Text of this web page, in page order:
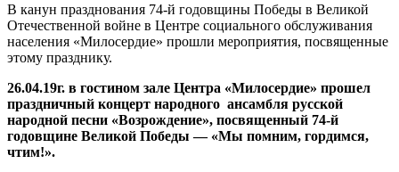
В канун празднования 74-й годовщины Победы в Великой
Отечественной войне в Центре социального обслуживания
населения «Милосердие» прошли мероприятия, посвященные
этому празднику.
26.04.19г. в гостином зале Центра «Милосердие» прошел
праздничный концерт народного ансамбля русской
народной песни «Возрождение», посвященный 74-й
годовщине Великой Победы — «Мы помним, гордимся,
чтим!».